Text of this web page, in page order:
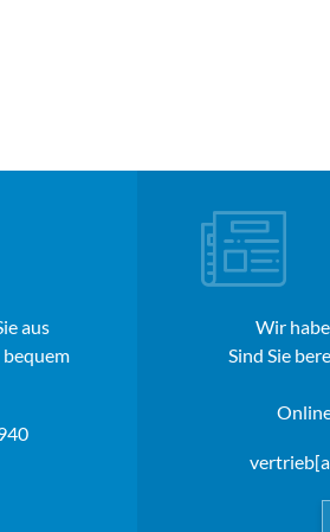
aus
Wir
Sind Sie